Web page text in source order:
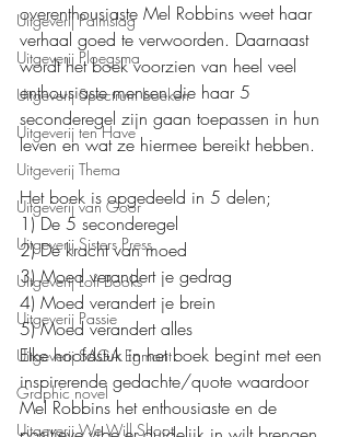
Uitgeverij Palmslag
Uitgeverij Ploegsma
Uitgeverij Spectrum boeken
Uitgeverij ten Have
Uitgeverij Thema
Uitgeverij van Goor
Uitgeverij Sisters Press
Uitgeverij Loft Books
Uitgeverij Passie
Uitgeverij SAGA Egmont
Graphic novel
Uitgeverij We Will Shoot
overenthousiaste Mel Robbins weet haar
verhaal goed te verwoorden. Daarnaast
wordt het boek voorzien van heel veel
enthousiaste mensen die haar 5
seconderegel zijn gaan toepassen in hun
leven en wat ze hiermee bereikt hebben.
Het boek is opgedeeld in 5 delen;
1) De 5 seconderegel
2) De kracht van moed
3) Moed verandert je gedrag
4) Moed verandert je brein
5) Moed verandert alles
Elke hoofdstuk in het boek begint met een
inspirerende gedachte/quote waardoor
Mel Robbins het enthousiaste en de